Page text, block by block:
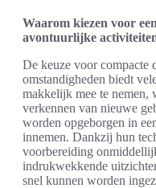
Waarom kiezen voor
avontuurlijke
De keuze voor compacte
omstandigheden biedt
makkelijk mee te nemen,
verkennen van nieuwe
worden opgeborgen in
innemen. Dankzij hun
voorbereiding
indrukwekkende
snel kunnen worden